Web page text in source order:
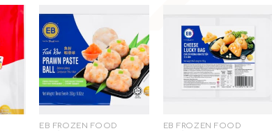
EB FROZEN FOOD EB FROZEN FOOD